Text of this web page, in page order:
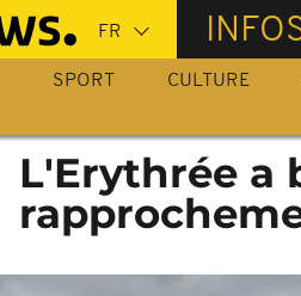
SPORT CULTURE
L'Erythrée a